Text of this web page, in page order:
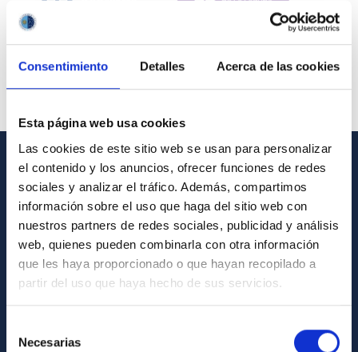
Consentimiento Detalles Acerca de las cookies
Esta página web usa cookies
Las cookies de este sitio web se usan para personalizar
el contenido y los anuncios, ofrecer funciones de redes
sociales y analizar el tráfico. Además, compartimos
información sobre el uso que haga del sitio web con
nuestros partners de redes sociales, publicidad y análisis
web, quienes pueden combinarla con otra información
que les haya proporcionado o que hayan recopilado a
partir del uso que haya hecho de sus servicios.
Necesarias
INFORMACIÓN GENERAL
Contacto
Cómo llegar al IAC
Directorio de personal
Biblioteca